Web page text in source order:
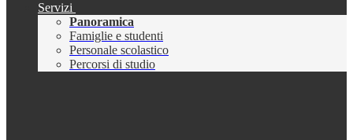
Servizi
Panoramica
Famiglie e studenti
Personale scolastico
Percorsi di studio